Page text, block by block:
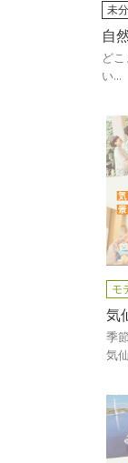
未
自
ど
い...
モ
気
季
気